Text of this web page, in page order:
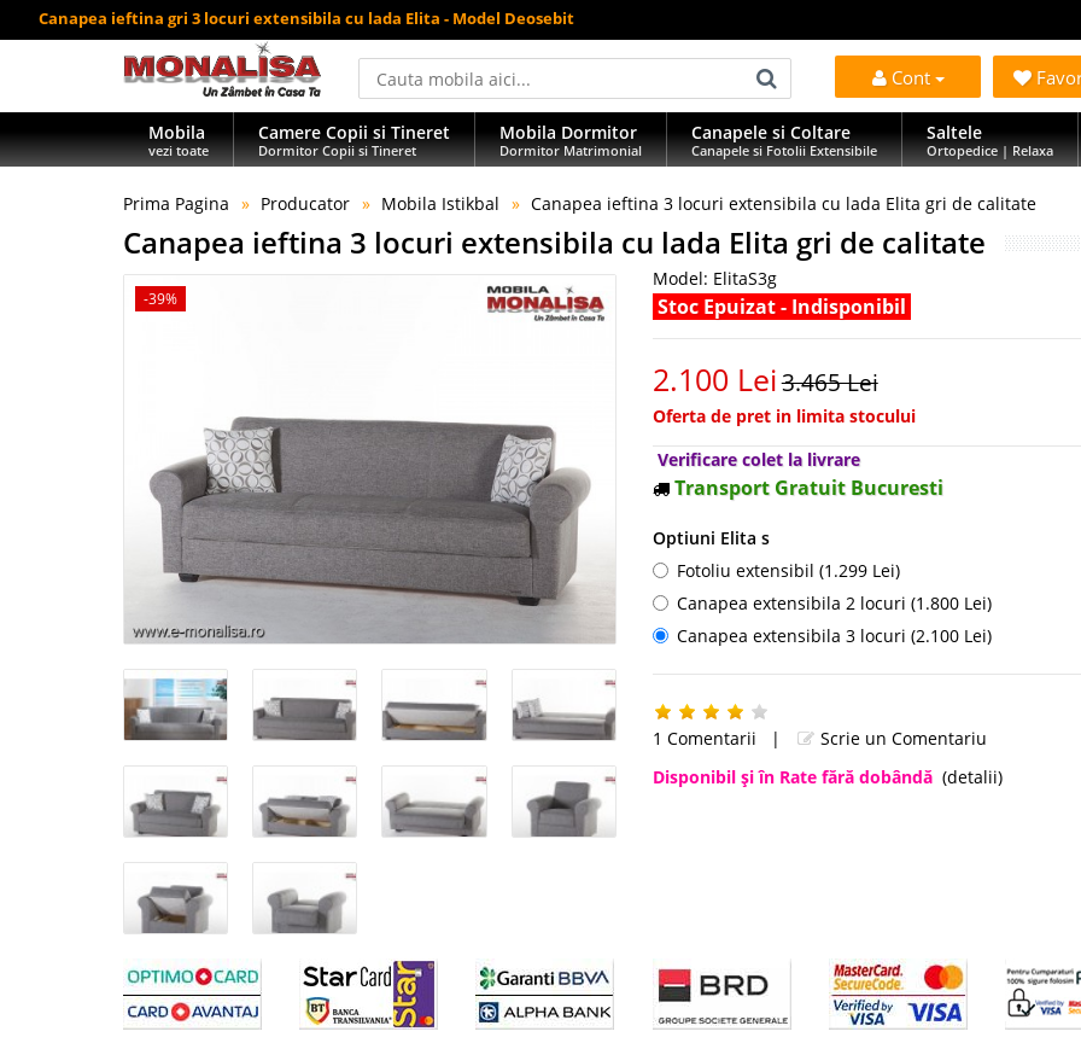
Canapea ieftina gri 3 locuri extensibila cu lada Elita - Model Deosebit
Cont
Mobila
vezi toate
Camere Copii si Tineret
Dormitor Copii si Tineret
Mobila Dormitor
Dormitor Matrimonial
Canapele si Coltare
Canapele si Fotolii Extensibile
Saltele
Ortopedice | Relaxa
Prima Pagina Producator Mobila Istikbal Canapea ieftina 3 locuri extensibila cu lada Elita gri de calitate
Canapea ieftina 3 locuri extensibila cu lada Elita gri de calitate
-39%
Model: ElitaS3g
Stoc Epuizat - Indisponibil
2.100 Lei3.465 Lei
Oferta de pret in limita stocului
Verificare colet la livrare
Transport Gratuit Bucuresti
Optiuni Elita s
Fotoliu extensibil (1.299 Lei)
Canapea extensibila 2 locuri (1.800 Lei)
Canapea extensibila 3 locuri (2.100 Lei)
1 Comentarii |
Scrie un Comentariu
Disponibil şi în Rate fără dobândă (detalii)